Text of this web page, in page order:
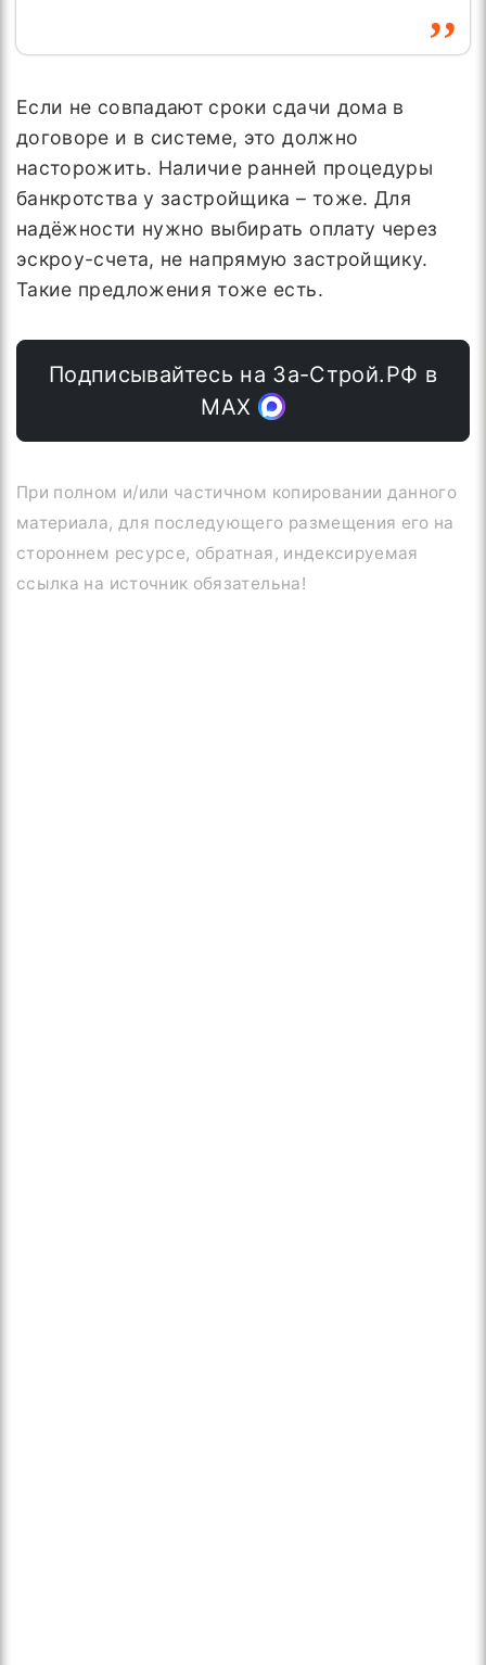
Если не совпадают сроки сдачи дома в
договоре и в системе, это должно
насторожить. Наличие ранней процедуры
банкротства у застройщика – тоже. Для
надёжности нужно выбирать оплату через
эскроу-счета, не напрямую застройщику.
Такие предложения тоже есть.
Подписывайтесь на За-Строй.РФ в
МАХ
При полном и/или частичном копировании данного
материала, для последующего размещения его на
стороннем ресурсе, обратная, индексируемая
ссылка на источник обязательна!